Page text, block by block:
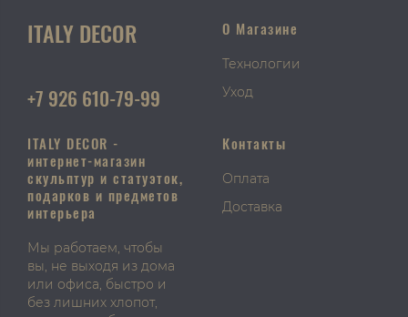
ITALY DECOR
+7 926 610-79-99
О Магазине
Технологии
Уход
ITALY DECOR -
интернет-магазин
скульптур и статуэток,
подарков и предметов
интерьера
Мы работаем, чтобы
вы, не выходя из дома
или офиса, быстро и
без лишних хлопот,
Контакты
Оплата
Доставка